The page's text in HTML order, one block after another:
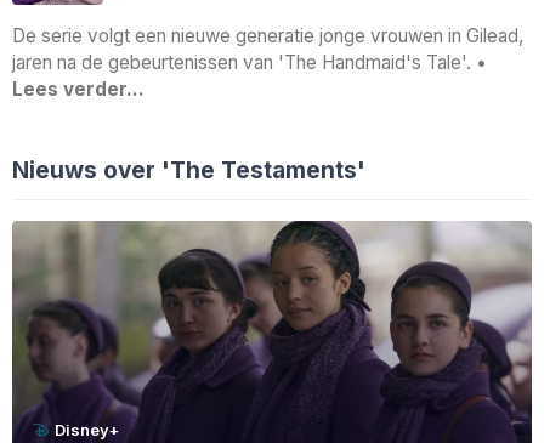
De serie volgt een nieuwe generatie jonge vrouwen in Gilead,
jaren na de gebeurtenissen van 'The Handmaid's Tale'. •
Lees verder…
Nieuws over 'The Testaments'
Disney+